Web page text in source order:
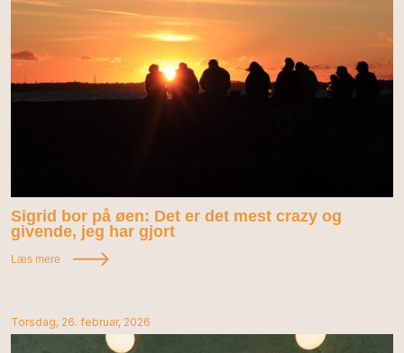
Sigrid bor på øen: Det er det mest crazy og
givende, jeg har gjort
Læs mere
Torsdag, 26. februar, 2026